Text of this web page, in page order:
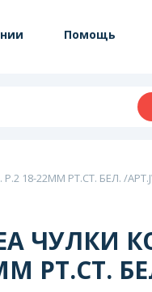
Помощь
18-22ММ РТ.СТ. БЕЛ. /
ЧУЛКИ
РТ.СТ.